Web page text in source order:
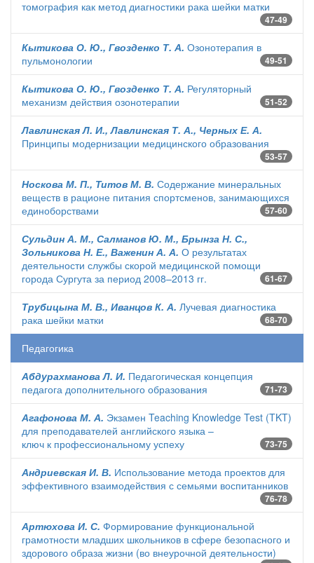
томография как метод диагностики рака шейки матки
47-49
Кытикова О. Ю., Гвозденко Т. А. Озонотерапия в
пульмонологии
49-51
Кытикова О. Ю., Гвозденко Т. А. Регуляторный
механизм действия озонотерапии
51-52
Лавлинская Л. И., Лавлинская Т. А., Черных Е. А.
Принципы модернизации медицинского образования
53-57
Носкова М. П., Титов М. В. Содержание минеральных
веществ в рационе питания спортсменов, занимающихся
единоборствами
57-60
Сульдин А. М., Салманов Ю. М., Брынза Н. С.,
Зольникова Н. Е., Важенин А. А. О результатах
деятельности службы скорой медицинской помощи
города Сургута за период 2008–2013 гг.
61-67
Трубицына М. В., Иванцов К. А. Лучевая диагностика
рака шейки матки
68-70
Педагогика
Абдурахманова Л. И. Педагогическая концепция
педагога дополнительного образования
71-73
Агафонова М. А. Экзамен Teaching Knowledge Test (TKT)
для преподавателей английского языка –
ключ к профессиональному успеху
73-75
Андриевская И. В. Использование метода проектов для
эффективного взаимодействия с семьями воспитанников
76-78
Артюхова И. С. Формирование функциональной
грамотности младших школьников в сфере безопасного и
здорового образа жизни (во внеурочной деятельности)